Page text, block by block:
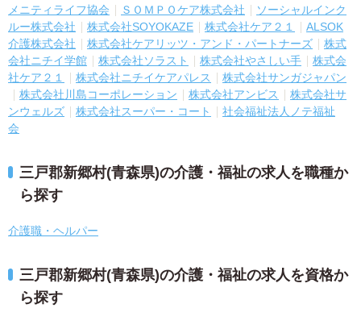
メニティライフ協会
ＳＯＭＰＯケア株式会社
ソーシャルインク
ルー株式会社
株式会社SOYOKAZE 株式会社ケア２１
ALSOK
介護株式会社
株式会社ケアリッツ・アンド・パートナーズ
株式
会社ニチイ学館
株式会社ソラスト 株式会社やさしい手
株式会
社ケア２１
株式会社ニチイケアパレス
株式会社サンガジャパン
株式会社川島コーポレーション
株式会社アンビス
株式会社サ
ンウェルズ
株式会社スーパー・コート
社会福祉法人ノテ福祉
会
三戸郡新郷村(青森県)の介護・福祉の求人を職種か
ら探す
介護職・ヘルパー
三戸郡新郷村(青森県)の介護・福祉の求人を資格か
ら探す